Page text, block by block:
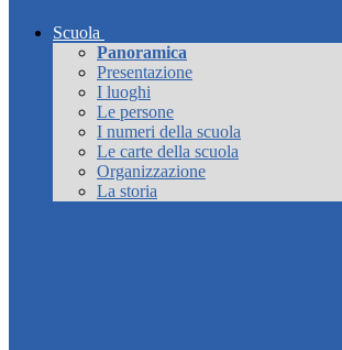
Scuola
Panoramica
Presentazione
I luoghi
Le persone
I numeri della scuola
Le carte della scuola
Organizzazione
La storia